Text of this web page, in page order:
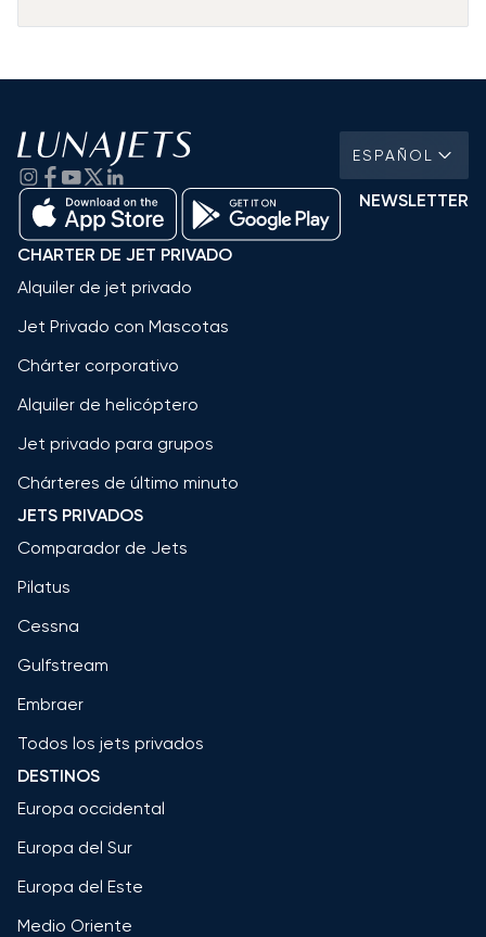
ESPAÑOL
NEWSLETTER
CHARTER DE JET PRIVADO
Alquiler de jet privado
Jet Privado con Mascotas
Chárter corporativo
Alquiler de helicóptero
Jet privado para grupos
Chárteres de último minuto
JETS PRIVADOS
Comparador de Jets
Pilatus
Cessna
Gulfstream
Embraer
Todos los jets privados
DESTINOS
Europa occidental
Europa del Sur
Europa del Este
Medio Oriente